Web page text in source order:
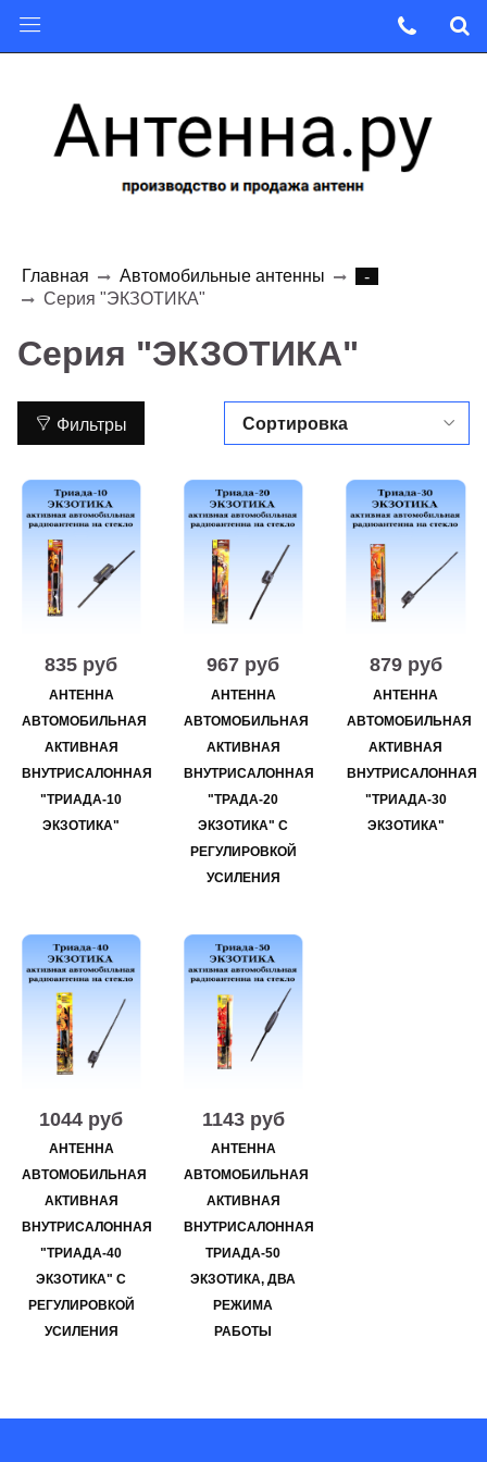
Главная Автомобильные антенны
-
Серия "ЭКЗОТИКА"
Серия "ЭКЗОТИКА"
Фильтры
835 руб
АНТЕННА
АВТОМОБИЛЬНАЯ
АКТИВНАЯ
ВНУТРИСАЛОННАЯ
"ТРИАДА-10
ЭКЗОТИКА"
967 руб
АНТЕННА
АВТОМОБИЛЬНАЯ
АКТИВНАЯ
ВНУТРИСАЛОННАЯ
"ТРАДА-20
ЭКЗОТИКА" С
РЕГУЛИРОВКОЙ
УСИЛЕНИЯ
879 руб
АНТЕННА
АВТОМОБИЛЬНАЯ
АКТИВНАЯ
ВНУТРИСАЛОННАЯ
"ТРИАДА-30
ЭКЗОТИКА"
1044 руб
АНТЕННА
АВТОМОБИЛЬНАЯ
АКТИВНАЯ
ВНУТРИСАЛОННАЯ
"ТРИАДА-40
ЭКЗОТИКА" С
РЕГУЛИРОВКОЙ
УСИЛЕНИЯ
1143 руб
АНТЕННА
АВТОМОБИЛЬНАЯ
АКТИВНАЯ
ВНУТРИСАЛОННАЯ
ТРИАДА-50
ЭКЗОТИКА, ДВА
РЕЖИМА
РАБОТЫ